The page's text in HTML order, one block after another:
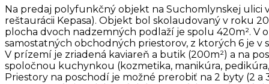
Na predaj polyfunkčný objekt na Suchomlynskej ulici
reštaurácii Kepasa). Objekt bol skolaudovaný v roku
plocha dvoch nadzemných podlaží je spolu 420m². V
samostatných obchodných priestorov, z ktorých 6 je v
V prízemí je zriadená kaviareň a butik (200m²) a na
spoločnou kuchynkou (kozmetika, manikúra,
Priestory na poschodí je možné prerobiť na 2 byty (2 a